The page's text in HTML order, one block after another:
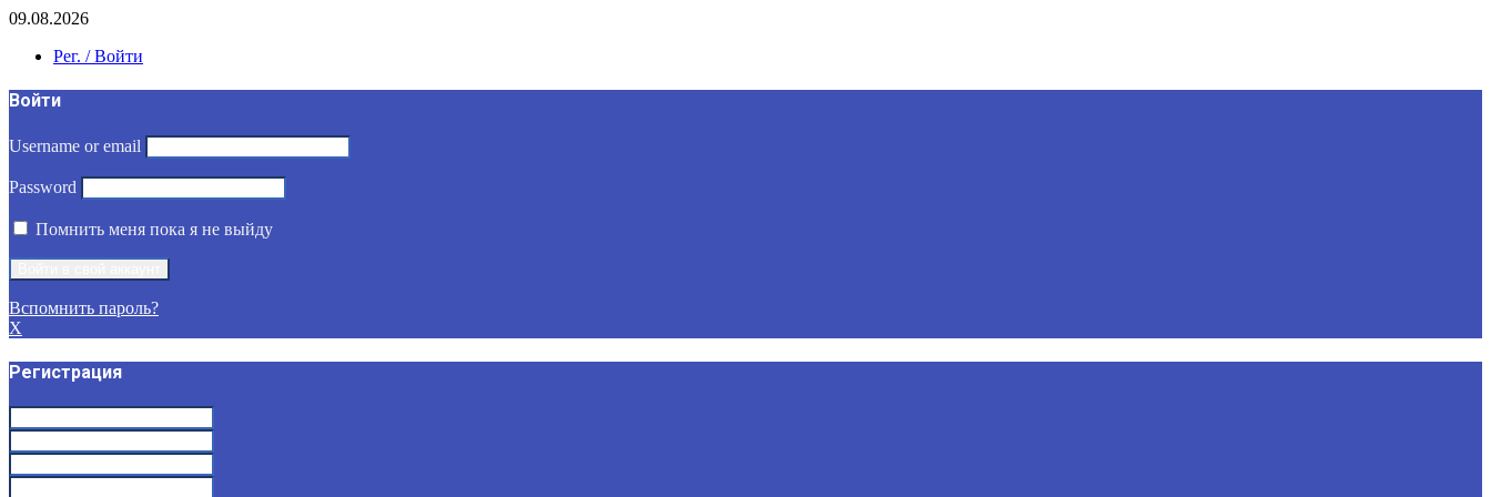
09.08.2026
Рег. / Войти
Войти
Username or email
Password
Помнить меня пока я не выйду
Вспомнить пароль?
X
Регистрация